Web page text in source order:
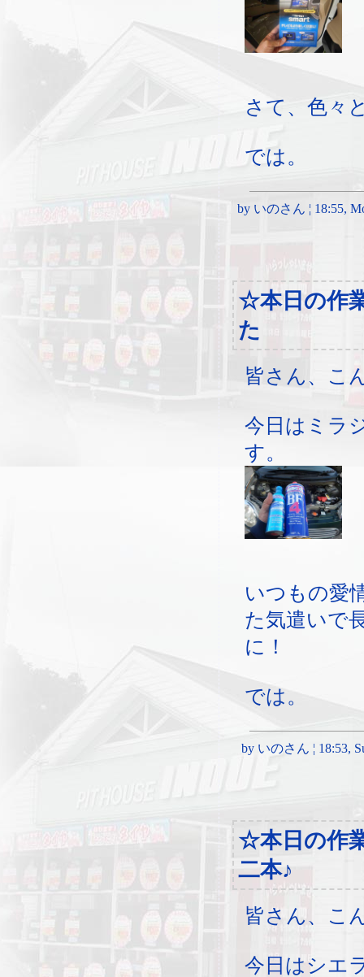
さて、色々
では。
by いのさん ¦ 18:55,
☆本日の作
た
皆さん、こ
今日はミラ
す。
いつもの愛
た気遣いで
に！
では。
by いのさん ¦ 18:53,
☆本日の作
二本♪
皆さん、こ
今日はシエ